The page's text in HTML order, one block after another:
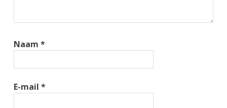
Naam*
E-mail*